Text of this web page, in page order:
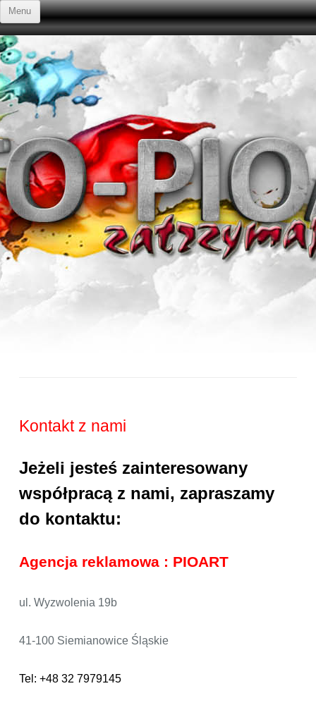
Menu
Przejdź do treści
Kontakt z nami
Jeżeli jesteś zainteresowany
współpracą z nami, zapraszamy
do kontaktu:
Agencja reklamowa : PIOART
ul. Wyzwolenia 19b
41-100 Siemianowice Śląskie
Tel: +48 32 7979145